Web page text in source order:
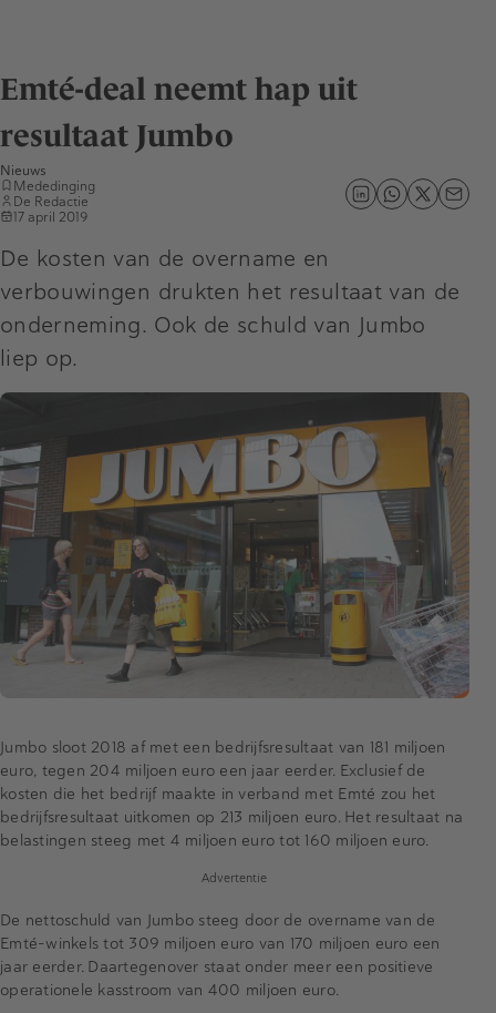
Emté-deal neemt hap uit
resultaat Jumbo
Nieuws
Mededinging
De Redactie
17 april 2019
De kosten van de overname en
verbouwingen drukten het resultaat van de
onderneming. Ook de schuld van Jumbo
liep op.
Jumbo sloot 2018 af met een bedrijfsresultaat van 181 miljoen
euro, tegen 204 miljoen euro een jaar eerder. Exclusief de
kosten die het bedrijf maakte in verband met Emté zou het
bedrijfsresultaat uitkomen op 213 miljoen euro. Het resultaat na
belastingen steeg met 4 miljoen euro tot 160 miljoen euro.
Advertentie
De nettoschuld van Jumbo steeg door de overname van de
Emté-winkels tot 309 miljoen euro van 170 miljoen euro een
jaar eerder. Daartegenover staat onder meer een positieve
operationele kasstroom van 400 miljoen euro.